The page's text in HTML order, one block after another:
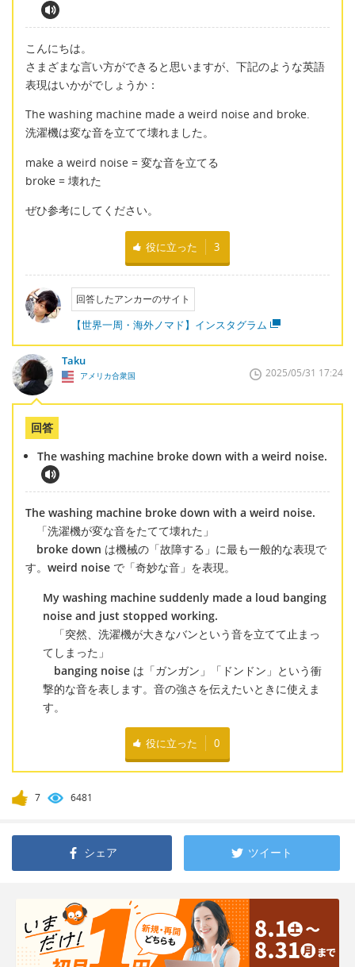
こんにちは。
さまざまな言い方ができると思いますが、下記のような英語
表現はいかがでしょうか：
The washing machine made a weird noise and broke.
洗濯機は変な音を立てて壊れました。
make a weird noise = 変な音を立てる
broke = 壊れた
ぜひ参考にしてください。
役に立った 3
回答したアンカーのサイト
【世界一周・海外ノマド】インスタグラム
Taku
アメリカ合衆国 2025/05/31 17:24
回答
The washing machine broke down with a weird noise.
The washing machine broke down with a weird noise.
「洗濯機が変な音をたてて壊れた」
broke down は機械の「故障する」に最も一般的な表現で
す。 weird noise で「奇妙な音」を表現。
My washing machine suddenly made a loud banging
noise and just stopped working.
「突然、洗濯機が大きなバンという音を立てて止まっ
てしまった」
banging noiseは「ガンガン」「ドンドン」という衝
撃的な音を表します。音の強さを伝えたいときに使えま
す。
役に立った 0
7 6481
シェア ツイート